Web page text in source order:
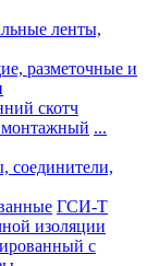
ленты,
разметочные и
скотч
монтажный ...
соединители,
ГСИ-Т
изоляции
с